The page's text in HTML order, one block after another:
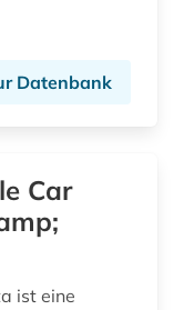
informatik und kommunikationstechnik (2)
Datenbank
Car
ist eine